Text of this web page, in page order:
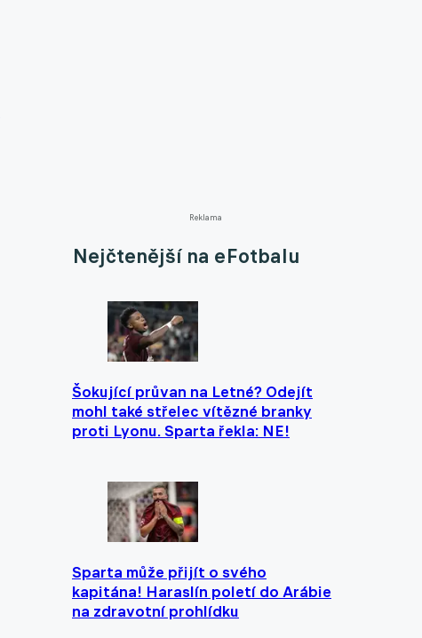
Reklama
Nejčtenější na eFotbalu
Šokující průvan na Letné? Odejít
mohl také střelec vítězné branky
proti Lyonu. Sparta řekla: NE!
Sparta může přijít o svého
kapitána! Haraslín poletí do Arábie
na zdravotní prohlídku